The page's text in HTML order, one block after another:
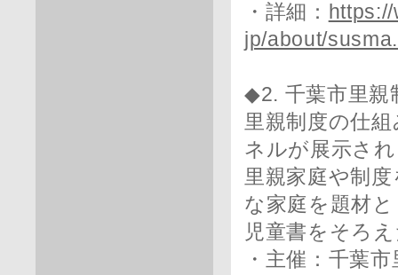
・詳細：
jp/about/
◆2. 千葉市里親
里親制度の仕
ネルが展示さ
里親家庭や制
な家庭を題材
児童書をそろ
・主催：千葉